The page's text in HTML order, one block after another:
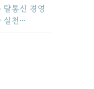
탈통신 경영
실천…